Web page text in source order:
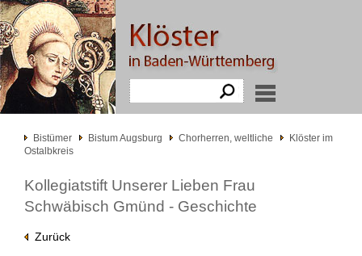
Bistümer Bistum Augsburg Chorherren, weltliche
Klöster im
Ostalbkreis
Kollegiatstift Unserer Lieben Frau
Schwäbisch Gmünd - Geschichte
Zurück